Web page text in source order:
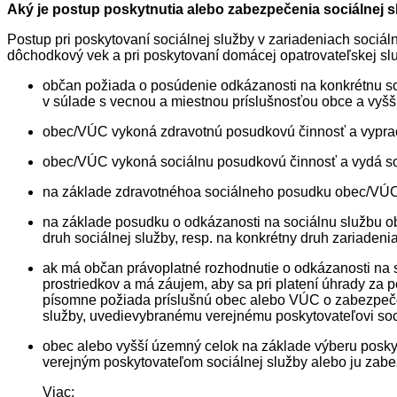
Aký je postup poskytnutia alebo zabezpečenia sociálnej
Postup pri poskytovaní sociálnej služby v zariadeniach
dôchodkový vek a pri poskytovaní domácej opatrovateľskej
občan požiada o posúdenie odkázanosti na konkrétnu
v súlade s vecnou a miestnou príslušnosťou obce a
obec/VÚC vykoná zdravotnú posudkovú činnosť a
obec/VÚC vykoná sociálnu posudkovú činnosť a vydá
na základe zdravotnéhoa sociálneho posudku obec/
na základe posudku o odkázanosti na sociálnu službu
druh sociálnej služby, resp. na konkrétny druh
ak má občan právoplatné rozhodnutie o odkázanosti
prostriedkov a má záujem, aby sa pri platení úhrady za
písomne požiada príslušnú obec alebo VÚC o
služby, uvedievybranému verejnému poskytovateľovi
obec alebo vyšší územný celok na základe výberu
verejným poskytovateľom sociálnej služby alebo ju
Viac: